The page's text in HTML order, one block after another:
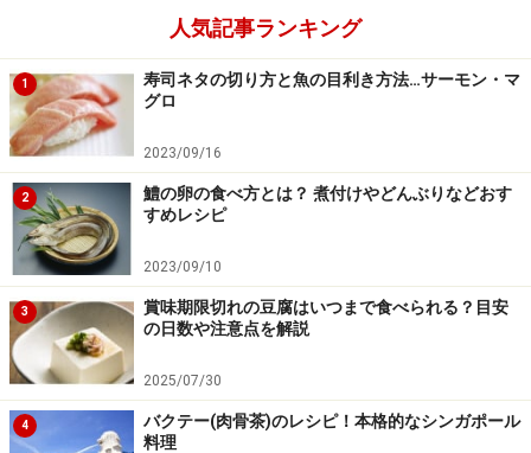
人気記事ランキング
1
寿司ネタの切り方と魚の目利き方法…サーモン・マ
グロ
2023/09/16
2
鱧の卵の食べ方とは？ 煮付けやどんぶりなどおす
すめレシピ
2023/09/10
3
賞味期限切れの豆腐はいつまで食べられる？目安
の日数や注意点を解説
2025/07/30
4
バクテー(肉骨茶)のレシピ！本格的なシンガポール
料理